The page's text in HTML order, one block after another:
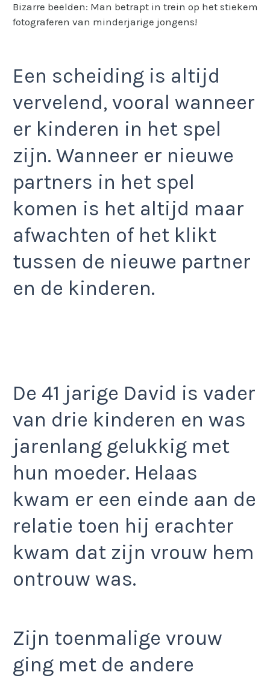
Bizarre beelden: Man betrapt in trein op het stiekem
fotograferen van minderjarige jongens!
Een scheiding is altijd
vervelend, vooral wanneer
er kinderen in het spel
zijn. Wanneer er nieuwe
partners in het spel
komen is het altijd maar
afwachten of het klikt
tussen de nieuwe partner
en de kinderen.
De 41 jarige David is vader
van drie kinderen en was
jarenlang gelukkig met
hun moeder. Helaas
kwam er een einde aan de
relatie toen hij erachter
kwam dat zijn vrouw hem
ontrouw was.
Zijn toenmalige vrouw
ging met de andere